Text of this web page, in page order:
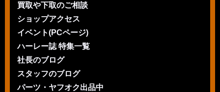
買取や下取のご相談
ショップアクセス
イベント(PCページ)
ハーレー誌 特集一覧
社長のブログ
スタッフのブログ
パーツ・ヤフオク出品中